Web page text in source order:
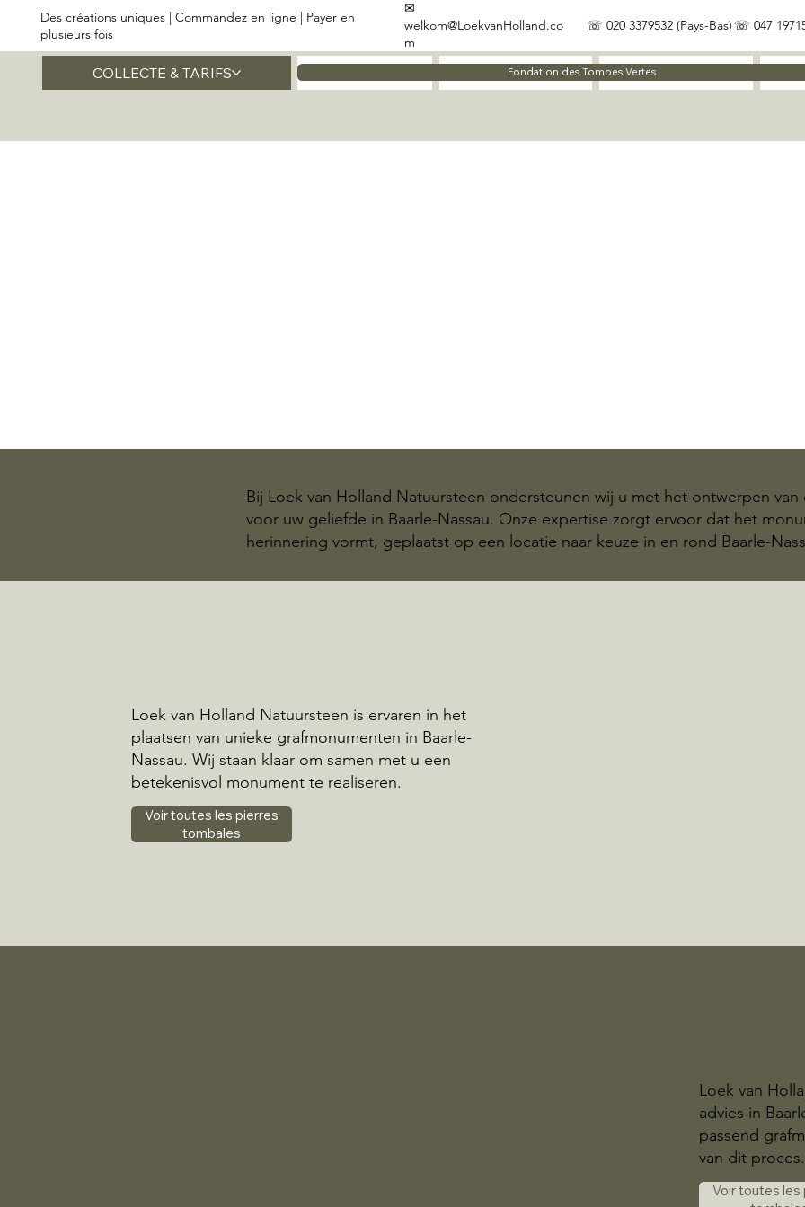
Des créations uniques | Commandez en ligne | Payer en
plusieurs fois
☏ 020 3379532 (Pays-Bas) ☏ 047
✉
welkom@LoekvanHolland.co
m
COLLECTE & TARIFS À propos Matériaux
Fondation des Tombes Vertes
Bij Loek van Holland Natuursteen ondersteunen wij u met het ontwerpen
voor uw geliefde in Baarle-Nassau. Onze expertise zorgt ervoor dat het
herinnering vormt, geplaatst op een locatie naar keuze in en rond Baarle-
Loek van Holland Natuursteen is ervaren in het
plaatsen van unieke grafmonumenten in Baarle-
Nassau. Wij staan klaar om samen met u een
betekenisvol monument te realiseren.
Voir toutes les pierres
tombales
Loek van
advies in
passend
van dit proces.
Voir toutes les